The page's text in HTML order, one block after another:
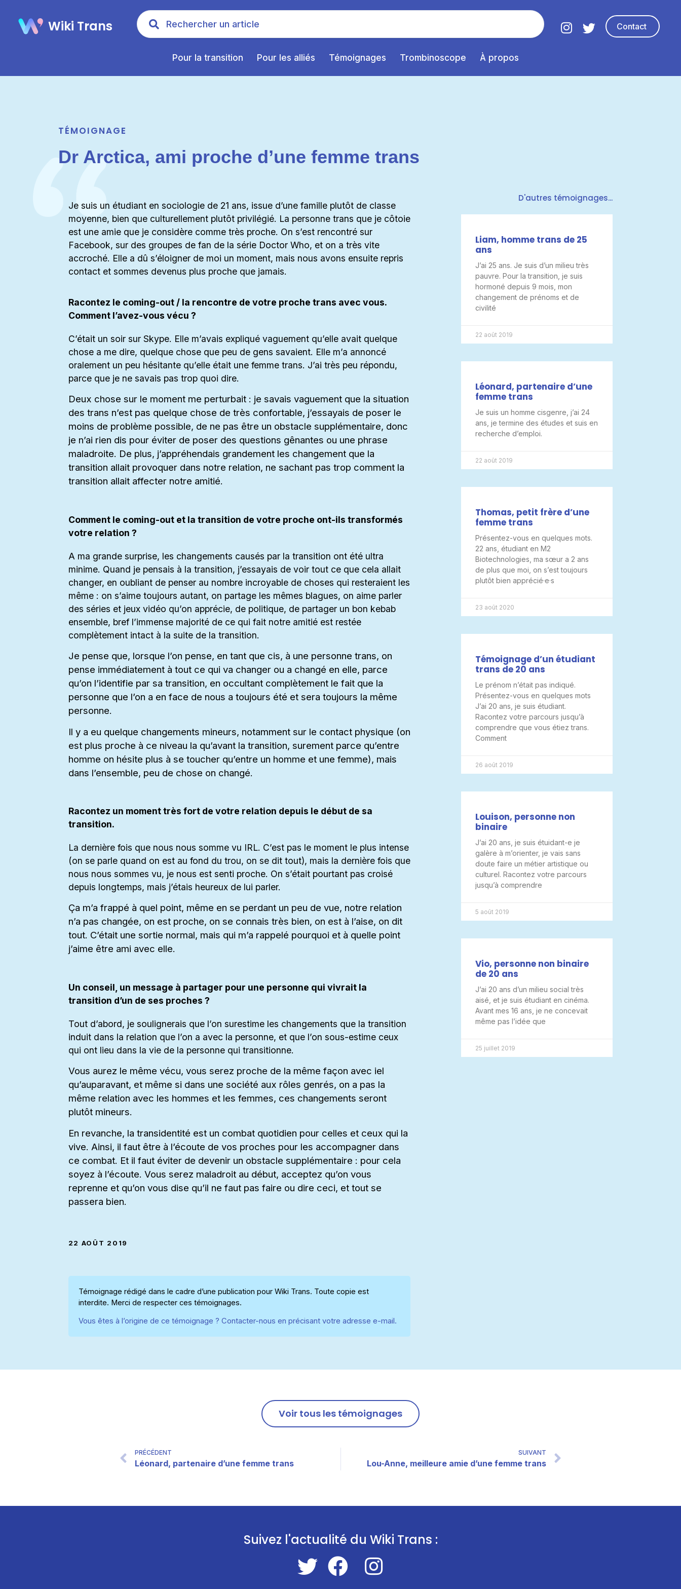
Wiki Trans Contact
Pour la transition Pour les alliés Témoignages Trombinoscope À propos
TÉMOIGNAGE
Dr Arctica, ami proche d’une femme trans
Je suis un étudiant en sociologie de 21 ans, issue d’une famille plutôt de classe
moyenne, bien que culturellement plutôt privilégié. La personne trans que je côtoie
est une amie que je considère comme très proche. On s’est rencontré sur
Facebook, sur des groupes de fan de la série Doctor Who, et on a très vite
accroché. Elle a dû s’éloigner de moi un moment, mais nous avons ensuite repris
contact et sommes devenus plus proche que jamais.
Racontez le coming-out / la rencontre de votre proche trans avec vous.
Comment l’avez-vous vécu ?
C’était un soir sur Skype. Elle m’avais expliqué vaguement qu’elle avait quelque
chose a me dire, quelque chose que peu de gens savaient. Elle m’a annoncé
oralement un peu hésitante qu’elle était une femme trans. J’ai très peu répondu,
parce que je ne savais pas trop quoi dire.
Deux chose sur le moment me perturbait : je savais vaguement que la situation
des trans n’est pas quelque chose de très confortable, j’essayais de poser le
moins de problème possible, de ne pas être un obstacle supplémentaire, donc
je n’ai rien dis pour éviter de poser des questions gênantes ou une phrase
maladroite. De plus, j’appréhendais grandement les changement que la
transition allait provoquer dans notre relation, ne sachant pas trop comment la
transition allait affecter notre amitié.
Comment le coming-out et la transition de votre proche ont-ils transformés
votre relation ?
A ma grande surprise, les changements causés par la transition ont été ultra
minime. Quand je pensais à la transition, j’essayais de voir tout ce que cela allait
changer, en oubliant de penser au nombre incroyable de choses qui resteraient les
même : on s’aime toujours autant, on partage les mêmes blagues, on aime parler
des séries et jeux vidéo qu’on apprécie, de politique, de partager un bon kebab
ensemble, bref l’immense majorité de ce qui fait notre amitié est restée
complètement intact à la suite de la transition.
Je pense que, lorsque l’on pense, en tant que cis, à une personne trans, on
pense immédiatement à tout ce qui va changer ou a changé en elle, parce
qu’on l’identifie par sa transition, en occultant complètement le fait que la
personne que l’on a en face de nous a toujours été et sera toujours la même
personne.
Il y a eu quelque changements mineurs, notamment sur le contact physique (on
est plus proche à ce niveau la qu’avant la transition, surement parce qu’entre
homme on hésite plus à se toucher qu’entre un homme et une femme), mais
dans l’ensemble, peu de chose on changé.
Racontez un moment très fort de votre relation depuis le début de sa
transition.
La dernière fois que nous nous somme vu IRL. C’est pas le moment le plus intense
(on se parle quand on est au fond du trou, on se dit tout), mais la dernière fois que
nous nous sommes vu, je nous est senti proche. On s’était pourtant pas croisé
depuis longtemps, mais j’étais heureux de lui parler.
Ça m’a frappé à quel point, même en se perdant un peu de vue, notre relation
n’a pas changée, on est proche, on se connais très bien, on est à l’aise, on dit
tout. C’était une sortie normal, mais qui m’a rappelé pourquoi et à quelle point
j’aime être ami avec elle.
Un conseil, un message à partager pour une personne qui vivrait la
transition d’un de ses proches ?
Tout d’abord, je soulignerais que l’on surestime les changements que la transition
induit dans la relation que l’on a avec la personne, et que l’on sous-estime ceux
qui ont lieu dans la vie de la personne qui transitionne.
Vous aurez le même vécu, vous serez proche de la même façon avec iel
qu’auparavant, et même si dans une société aux rôles genrés, on a pas la
même relation avec les hommes et les femmes, ces changements seront
plutôt mineurs.
En revanche, la transidentité est un combat quotidien pour celles et ceux qui la
vive. Ainsi, il faut être à l’écoute de vos proches pour les accompagner dans
ce combat. Et il faut éviter de devenir un obstacle supplémentaire : pour cela
soyez à l’écoute. Vous serez maladroit au début, acceptez qu’on vous
reprenne et qu’on vous dise qu’il ne faut pas faire ou dire ceci, et tout se
passera bien.
22 AOÛT 2019
Témoignage rédigé dans le cadre d’une publication pour Wiki Trans. Toute copie est
interdite. Merci de respecter ces témoignages.
Vous êtes à l’origine de ce témoignage ? Contacter-nous en précisant votre adresse e-mail.
D'autres témoignages...
Liam, homme trans de 25
ans
J’ai 25 ans. Je suis d’un milieu très
pauvre. Pour la transition, je suis
hormoné depuis 9 mois, mon
changement de prénoms et de
civilité
22 août 2019
Léonard, partenaire d’une
femme trans
Je suis un homme cisgenre, j’ai 24
ans, je termine des études et suis en
recherche d’emploi.
22 août 2019
Thomas, petit frère d’une
femme trans
Présentez-vous en quelques mots.
22 ans, étudiant en M2
Biotechnologies, ma sœur a 2 ans
de plus que moi, on s’est toujours
plutôt bien apprécié·e·s
23 août 2020
Témoignage d’un étudiant
trans de 20 ans
Le prénom n’était pas indiqué.
Présentez-vous en quelques mots
J’ai 20 ans, je suis étudiant.
Racontez votre parcours jusqu’à
comprendre que vous étiez trans.
Comment
26 août 2019
Louison, personne non
binaire
J’ai 20 ans, je suis étuidant-e je
galère à m’orienter, je vais sans
doute faire un métier artistique ou
culturel. Racontez votre parcours
jusqu’à comprendre
5 août 2019
Vio, personne non binaire
de 20 ans
J’ai 20 ans d’un milieu social très
aisé, et je suis étudiant en cinéma.
Avant mes 16 ans, je ne concevait
même pas l’idée que
25 juillet 2019
Voir tous les témoignages
PRÉCÉDENT
Léonard, partenaire d’une femme trans
SUIVANT
Lou-Anne, meilleure amie d’une femme trans
Suivez l'actualité du Wiki Trans :